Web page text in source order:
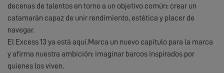
decenas de talentos en torno a un objetivo común: crear un
catamarán capaz de unir rendimiento, estética y placer de
navegar.
El Excess 13 ya está aquí.Marca un nuevo capítulo para la marca
y afirma nuestra ambición: imaginar barcos inspirados por
quienes los viven.